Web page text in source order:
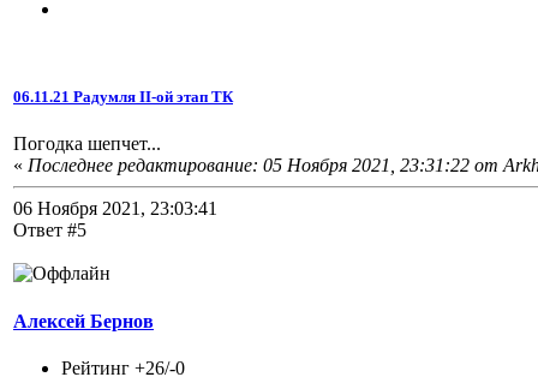
06.11.21 Радумля II-ой этап ТК
Погодка шепчет...
« Последнее редактирование: 05 Ноября 2021, 23:31:22 от
06 Ноября 2021, 23:03:41
Ответ #5
Алексей Бернов
Рейтинг +26/-0